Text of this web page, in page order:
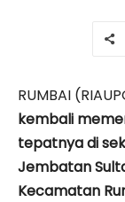
RUMBAI
kembali
tepatnya di
Jembatan
Kecamatan